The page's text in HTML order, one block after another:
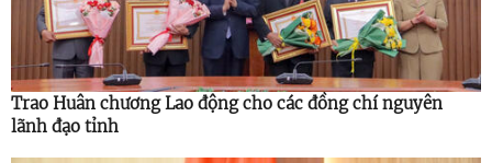
Trao Huân chương Lao động cho các đồng chí nguyên
lãnh đạo tỉnh